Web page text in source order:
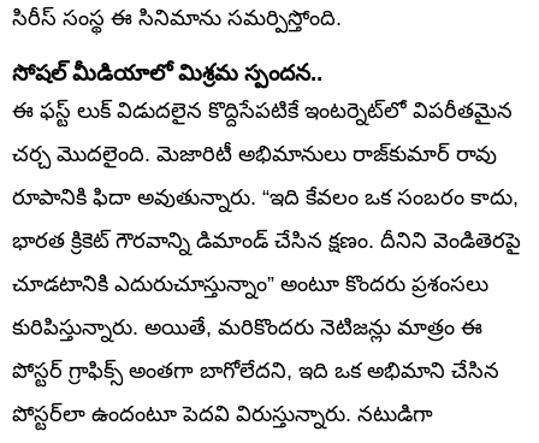
సిరీస్ సంస్థ ఈ సినిమాను సమర్పిస్తోంది.
సోషల్ మీడియాలో మిశ్రమ స్పందన..
ఈ ఫస్ట్ లుక్ విడుదలైన కొద్దిసేపటికే ఇంటర్నెట్‌లో విపరీతమైన
చర్చ మొదలైంది. మెజారిటీ అభిమానులు రాజ్‌కుమార్ రావు
రూపానికి ఫిదా అవుతున్నారు. “ఇది కేవలం ఒక సంబరం కాదు,
భారత క్రికెట్ గౌరవాన్ని డిమాండ్ చేసిన క్షణం. దీనిని వెండితెరపై
చూడటానికి ఎదురుచూస్తున్నాం” అంటూ కొందరు ప్రశంసలు
కురిపిస్తున్నారు. అయితే, మరికొందరు నెటిజన్లు మాత్రం ఈ
పోస్టర్ గ్రాఫిక్స్ అంతగా బాగోలేదని, ఇది ఒక అభిమాని చేసిన
పోస్టర్‌లా ఉందంటూ పెదవి విరుస్తున్నారు. నటుడిగా